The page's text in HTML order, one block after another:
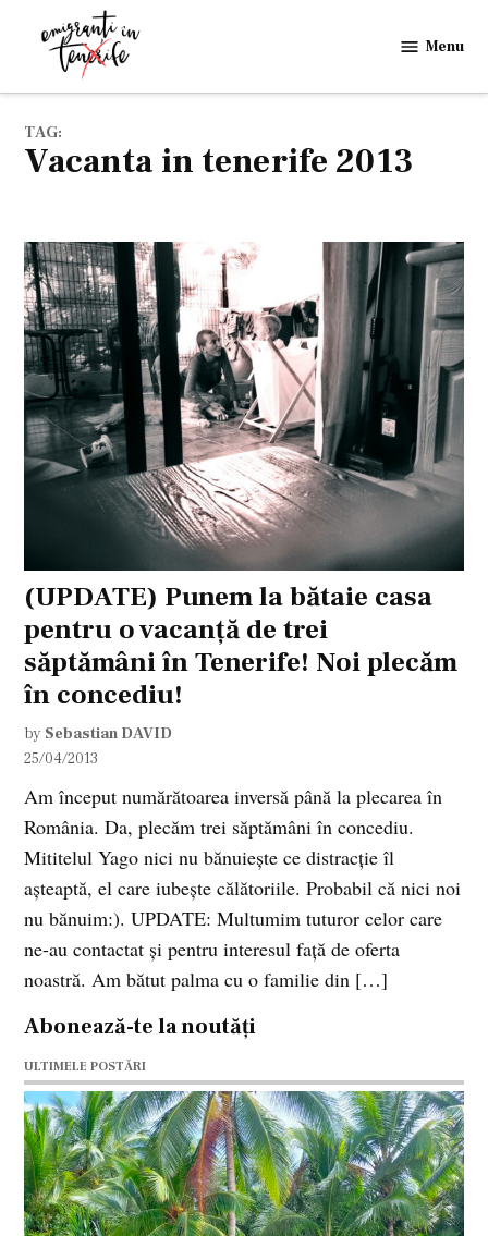
in
Menu
TAG:
vacanta in tenerife 2013
(UPDATE) Punem la bătaie casa
pentru o vacanță de trei
săptămâni în Tenerife! Noi plecăm
în concediu!
by Sebastian DAVID
25/04/2013
Am început numărătoarea inversă până la plecarea în
România. Da, plecăm trei săptămâni în concediu.
Mititelul Yago nici nu bănuiește ce distracție îl
așteaptă, el care iubește călătoriile. Probabil că nici noi
nu bănuim:). UPDATE: Multumim tuturor celor care
ne-au contactat și pentru interesul față de oferta
noastră. Am bătut palma cu o familie din […]
Abonează-te la noutăți
ULTIMELE POSTĂRI